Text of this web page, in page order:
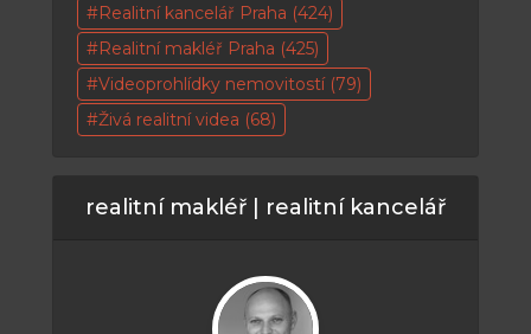
Realitní kancelář Praha (424)
Realitní makléř Praha (425)
Videoprohlídky nemovitostí(79)
Živá realitní videa (68)
realitní makléř | realitní kancelář